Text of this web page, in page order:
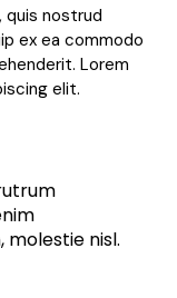
quis nostrud
ex ea commodo
Lorem
elit.
molestie nisl.